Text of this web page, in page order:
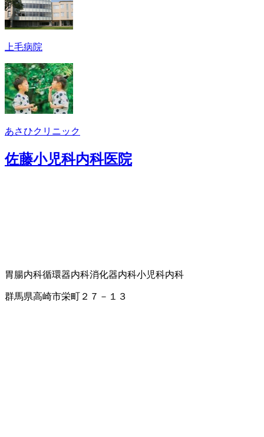
上毛病院
あさひクリニック
佐藤小児科内科医院
胃腸内科循環器内科消化器内科小児科内科
群馬県高崎市栄町２７－１３